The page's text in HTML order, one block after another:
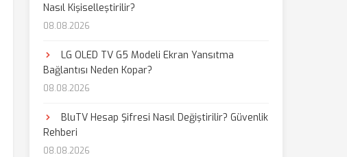
Nasıl Kişiselleştirilir?
08.08.2026
LG OLED TV G5 Modeli Ekran Yansıtma
Bağlantısı Neden Kopar?
08.08.2026
BluTV Hesap Şifresi Nasıl Değiştirilir? Güvenlik
Rehberi
08.08.2026